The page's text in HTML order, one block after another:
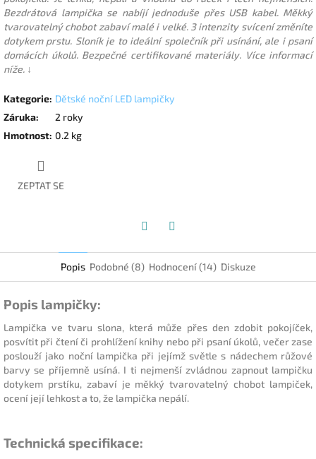
Bezdrátová lampička se nabíjí jednoduše přes USB kabel. Měkký
tvarovatelný chobot zabaví malé i velké. 3 intenzity svícení změníte
dotykem prstu. Sloník je to ideální společník při usínání, ale i psaní
domácích úkolů. Bezpečné certifikované materiály. Více informací
níže. ↓
Kategorie: Dětské noční LED lampičky
Záruka:
2 roky
Hmotnost: 0.2 kg
ZEPTAT SE
Popis Podobné (8) Hodnocení (14) Diskuze
Popis lampičky:
Lampička ve tvaru slona, která může přes den zdobit pokojíček,
posvítit při čtení či prohlížení knihy nebo při psaní úkolů, večer zase
poslouží jako noční lampička při jejímž světle s nádechem růžové
barvy se příjemně usíná. I ti nejmenší zvládnou zapnout lampičku
dotykem prstíku, zabaví je měkký tvarovatelný chobot lampiček,
ocení její lehkost a to, že lampička nepálí.
Technická specifikace: